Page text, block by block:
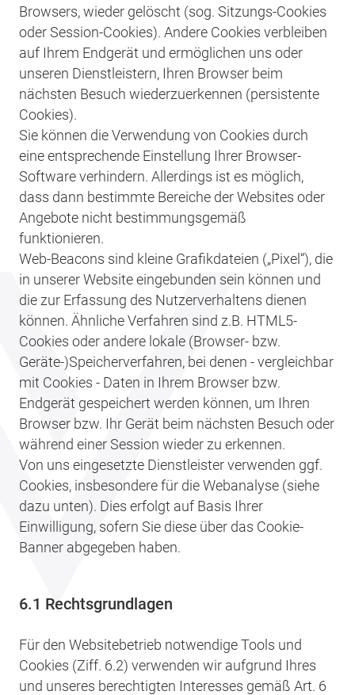
Browsers, wieder gelöscht (sog. Sitzungs-Cookies
oder Session-Cookies). Andere Cookies verbleiben
auf Ihrem Endgerät und ermöglichen uns oder
unseren Dienstleistern, Ihren Browser beim
nächsten Besuch wiederzuerkennen (persistente
Cookies).
Sie können die Verwendung von Cookies durch
eine entsprechende Einstellung Ihrer Browser-
Software verhindern. Allerdings ist es möglich,
dass dann bestimmte Bereiche der Websites oder
Angebote nicht bestimmungsgemäß
funktionieren.
Web-Beacons sind kleine Grafikdateien („Pixel“), die
in unserer Website eingebunden sein können und
die zur Erfassung des Nutzerverhaltens dienen
können. Ähnliche Verfahren sind z.B. HTML5-
Cookies oder andere lokale (Browser- bzw.
Geräte-)Speicherverfahren, bei denen - vergleichbar
mit Cookies - Daten in Ihrem Browser bzw.
Endgerät gespeichert werden können, um Ihren
Browser bzw. Ihr Gerät beim nächsten Besuch oder
während einer Session wieder zu erkennen.
Von uns eingesetzte Dienstleister verwenden ggf.
Cookies, insbesondere für die Webanalyse (siehe
dazu unten). Dies erfolgt auf Basis Ihrer
Einwilligung, sofern Sie diese über das Cookie-
Banner abgegeben haben.
6.1 Rechtsgrundlagen
Für den Websitebetrieb notwendige Tools und
Cookies (Ziff. 6.2) verwenden wir aufgrund Ihres
und unseres berechtigten Interesses gemäß Art. 6